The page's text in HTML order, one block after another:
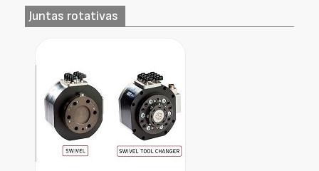
Juntas rotativas